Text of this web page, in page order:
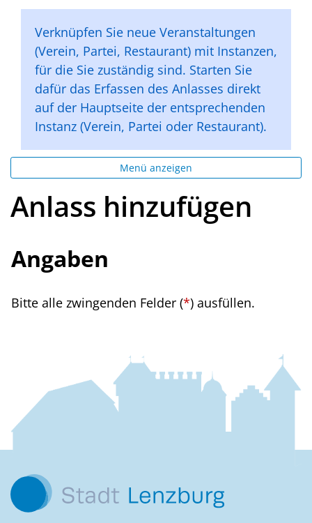
Verknüpfen Sie neue Veranstaltungen
(Verein, Partei, Restaurant) mit Instanzen,
für die Sie zuständig sind. Starten Sie
dafür das Erfassen des Anlasses direkt
auf der Hauptseite der entsprechenden
Instanz (Verein, Partei oder Restaurant).
Menü anzeigen
Anlass hinzufügen
Angaben
Bitte alle zwingenden Felder (*) ausfüllen.